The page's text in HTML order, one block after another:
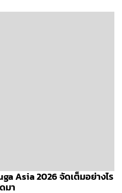
Asia 2026 จัดเต็มอย่างไร
มา